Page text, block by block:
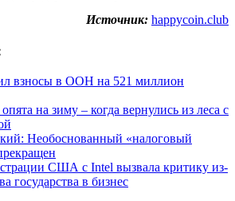
Источник: happycoin.club
взносы в ООН на 521 миллион
на зиму – когда вернулись из леса с
Необоснованный «налоговый
США с Intel вызвала критику из-
государства в бизнес